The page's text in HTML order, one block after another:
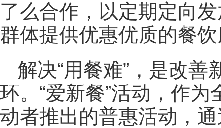
了么合作，以定期定向
群体提供优惠优质的餐
解决“用餐难”，是改
环。“爱新餐”活动，作
动者推出的普惠活动，